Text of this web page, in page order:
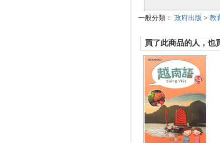
一般分類： 政府出版 > 教
買了此商品的人，也